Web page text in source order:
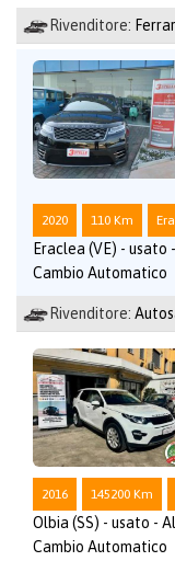
Rivenditore:
2020 110 Km
Eraclea (VE) - usato
Cambio Automatico
Rivenditore:
2016 145200 Km
Olbia (SS) - usato -
Cambio Automatico